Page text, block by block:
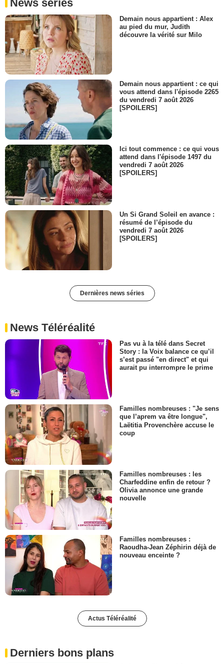
News séries
Demain nous appartient : Alex
au pied du mur, Judith
découvre la vérité sur Milo
Demain nous appartient : ce qui
vous attend dans l'épisode 2265
du vendredi 7 août 2026
[SPOILERS]
Ici tout commence : ce qui vous
attend dans l'épisode 1497 du
vendredi 7 août 2026
[SPOILERS]
Un Si Grand Soleil en avance :
résumé de l’épisode du
vendredi 7 août 2026
[SPOILERS]
Dernières news séries
News Téléréalité
Pas vu à la télé dans Secret
Story : la Voix balance ce qu’il
s’est passé "en direct" et qui
aurait pu interrompre le prime
Familles nombreuses : "Je sens
que l’aprem va être longue",
Laëtitia Provenchère accuse le
coup
Familles nombreuses : les
Charfeddine enfin de retour ?
Olivia annonce une grande
nouvelle
Familles nombreuses :
Raoudha-Jean Zéphirin déjà de
nouveau enceinte ?
Actus Téléréalité
Derniers bons plans